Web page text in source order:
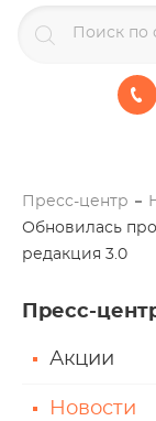
Пресс-центр
Обновилась
редакция 3.0
Пресс-
Акции
Новости